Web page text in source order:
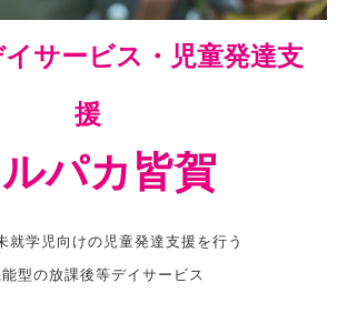
サービス・児童発達支
援
パカ皆賀
就学児向けの児童発達支援を行う
能型の放課後等デイサービス